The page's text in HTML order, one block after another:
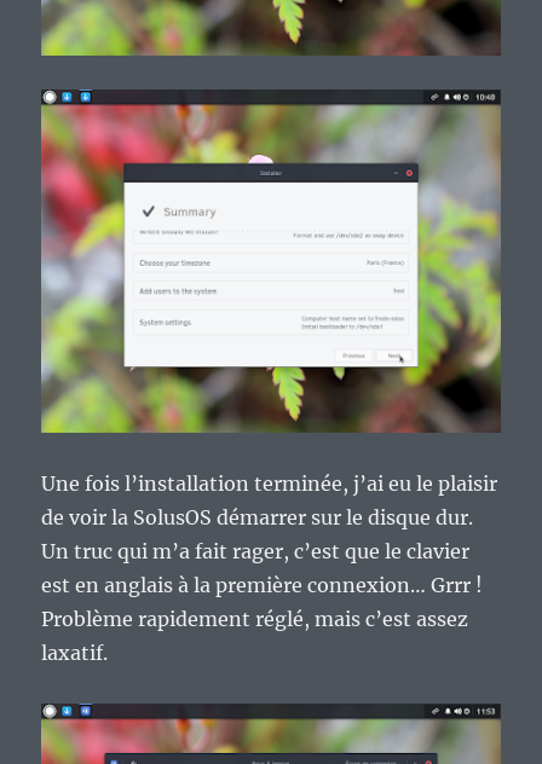
Une fois l’installation terminée, j’ai eu le plaisir
de voir la SolusOS démarrer sur le disque dur.
Un truc qui m’a fait rager, c’est que le clavier
est en anglais à la première connexion… Grrr !
Problème rapidement réglé, mais c’est assez
laxatif.